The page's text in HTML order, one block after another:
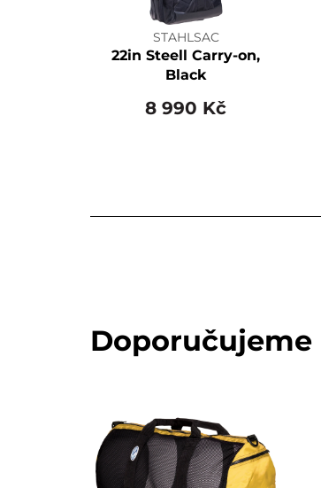
STAHLSAC
22in Steell Carry-on,
Black
8 990 Kč
Doporučujeme